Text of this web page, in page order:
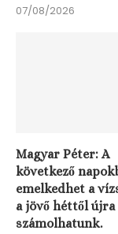
07/08/2026
Magyar Péter: A
következő
emelkedhet a
a jövő héttől újra
számolhatunk.